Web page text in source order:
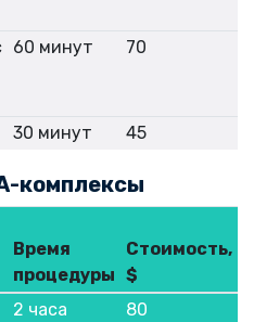
60 минут 70
30 минут 45
комплексы
Время
процедуры
Стоимость,
$
2 часа 80